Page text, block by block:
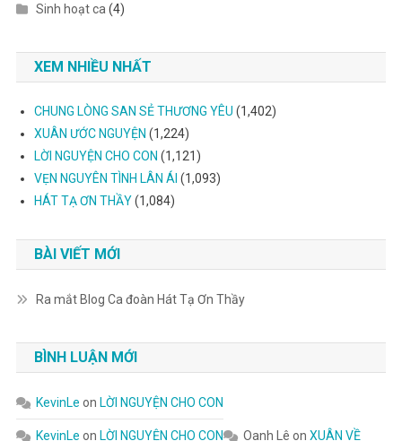
Sinh hoạt ca (4)
XEM NHIỀU NHẤT
CHUNG LÒNG SAN SẺ THƯƠNG YÊU (1,402)
XUÂN ƯỚC NGUYỆN (1,224)
LỜI NGUYỆN CHO CON (1,121)
VẸN NGUYÊN TÌNH LÂN ÁI (1,093)
HÁT TẠ ƠN THẦY(1,084)
BÀI VIẾT MỚI
Ra mắt Blog Ca đoàn Hát Tạ Ơn Thầy
BÌNH LUẬN MỚI
KevinLe on LỜI NGUYỆN CHO CON
KevinLe on LỜI NGUYỆN CHO CON Oanh Lê on XUÂN VỀ